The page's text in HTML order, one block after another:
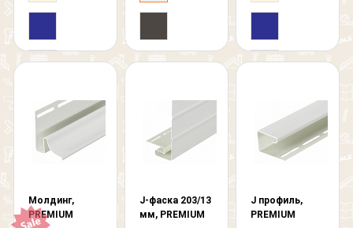
Молдинг,
PREMIUM
J-фаска 203/13
мм, PREMIUM
J профиль,
PREMIUM